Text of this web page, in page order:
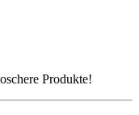
Produkte!